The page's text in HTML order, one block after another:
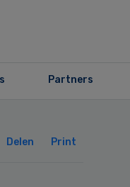
Partners
Delen Print